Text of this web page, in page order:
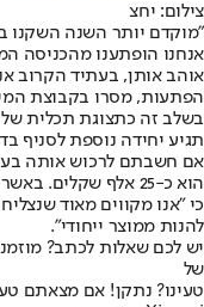
צילום: יחצ
"מוקדם יותר השנה השקנו
אנחנו הופתענו מהכניסה
אוהב אותן, בעתיד הקרוב
הפתעות, מסרו בקבוצת
תגיע יחידה נוספת לסניף
אם חשבתם לרכוש אותה
הוא כ-25 אלף
כי "אנו מקווים מאוד
להנות ממוצר ייחודי".
יש לכם שאלות לכתב?
של
טעינו? נתקן! אם מצאתם